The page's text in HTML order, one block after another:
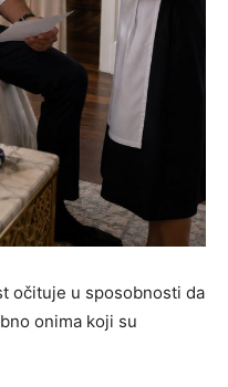
očituje u sposobnosti da
onima koji su